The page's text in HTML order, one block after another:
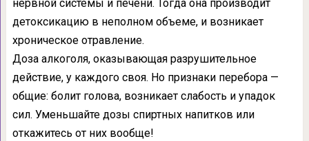
нервной системы и печени. Тогда она производит
детоксикацию в неполном объеме, и возникает
хроническое отравление.
Доза алкоголя, оказывающая разрушительное
действие, у каждого своя. Но признаки перебора —
общие: болит голова, возникает слабость и упадок
сил. Уменьшайте дозы спиртных напитков или
откажитесь от них вообще!